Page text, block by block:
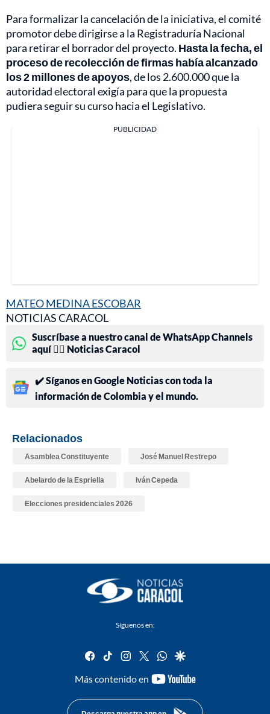
Para formalizar la cancelación de la iniciativa, el comité
promotor debe dirigirse a la Registraduría Nacional
para retirar el borrador del proyecto. Hasta la fecha, el
proceso de recolección de firmas había alcanzado
los 2 millones de apoyos, de los 2.600.000 que la
autoridad electoral exigía para que la propuesta
pudiera seguir su curso hacia el Legislativo.
PUBLICIDAD
MATEO MEDINA ESCOBAR
NOTICIAS CARACOL
Suscríbase a nuestro canal de WhatsApp Channels
aquí 👉🏻 Noticias Caracol
✔️ Síganos en Google Noticias con toda la
información de Colombia y el mundo.
Relacionados
Asamblea Constituyente José Manuel Restrepo
Abelardo de la Espriella Iván Cepeda
Elecciones presidenciales 2026
Síguenos en:
facebook
tiktok instagram
twitterwhatsapp
google
Más contenido en
youtube-